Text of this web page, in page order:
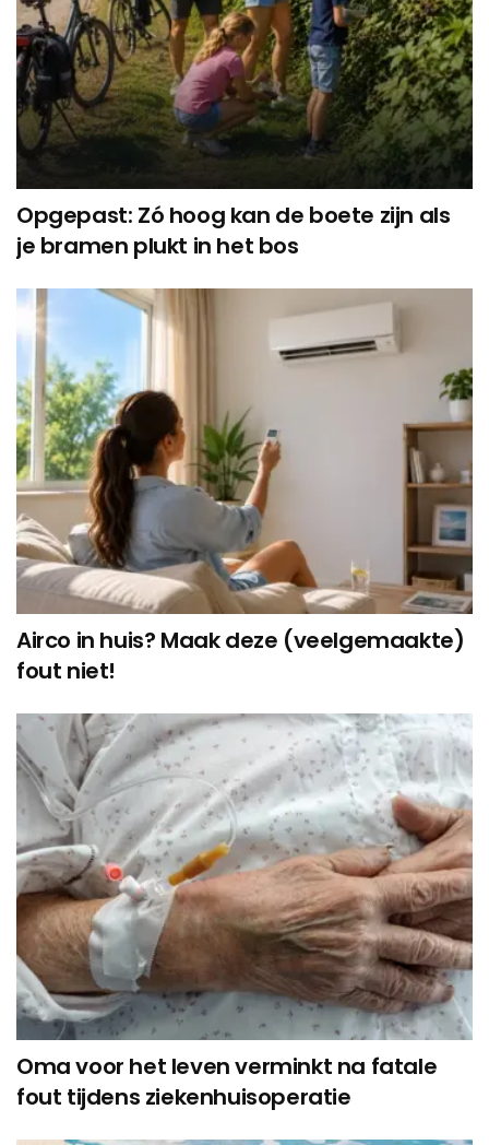
Opgepast: Zó hoog kan de boete zijn als
je bramen plukt in het bos
Airco in huis? Maak deze (veelgemaakte)
fout niet!
Oma voor het leven verminkt na fatale
fout tijdens ziekenhuisoperatie